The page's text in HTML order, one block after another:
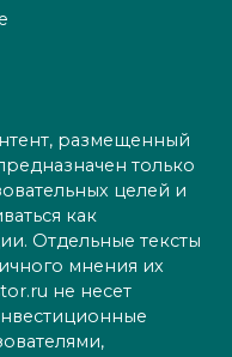
размещенный
только
целей и
как
Отдельные тексты
мнения их
не несет